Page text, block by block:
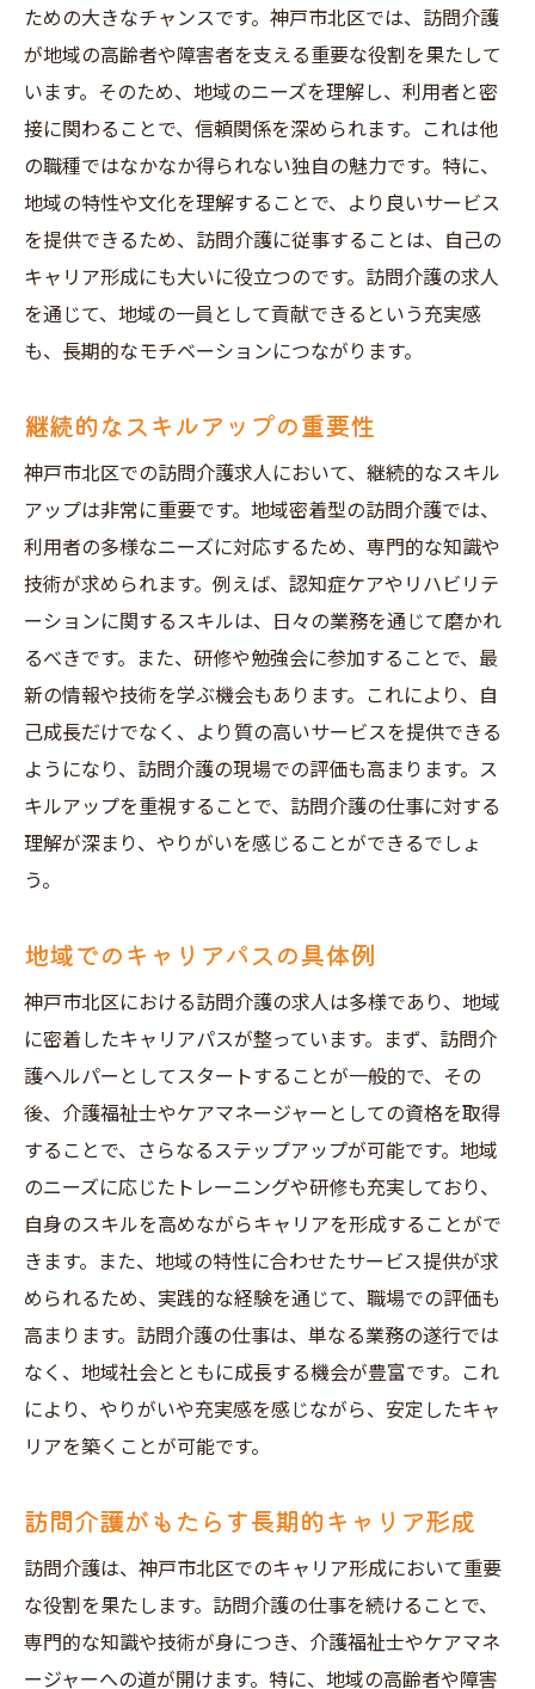
ための大きなチャンスです。神戸市北区では、訪問介護
が地域の高齢者や障害者を支える重要な役割を果たして
います。そのため、地域のニーズを理解し、利用者と密
接に関わることで、信頼関係を深められます。これは他
の職種ではなかなか得られない独自の魅力です。特に、
地域の特性や文化を理解することで、より良いサービス
を提供できるため、訪問介護に従事することは、自己の
キャリア形成にも大いに役立つのです。訪問介護の求人
を通じて、地域の一員として貢献できるという充実感
も、長期的なモチベーションにつながります。
継続的なスキルアップの重要性
神戸市北区での訪問介護求人において、継続的なスキル
アップは非常に重要です。地域密着型の訪問介護では、
利用者の多様なニーズに対応するため、専門的な知識や
技術が求められます。例えば、認知症ケアやリハビリテ
ーションに関するスキルは、日々の業務を通じて磨かれ
るべきです。また、研修や勉強会に参加することで、最
新の情報や技術を学ぶ機会もあります。これにより、自
己成長だけでなく、より質の高いサービスを提供できる
ようになり、訪問介護の現場での評価も高まります。ス
キルアップを重視することで、訪問介護の仕事に対する
理解が深まり、やりがいを感じることができるでしょ
う。
地域でのキャリアパスの具体例
神戸市北区における訪問介護の求人は多様であり、地域
に密着したキャリアパスが整っています。まず、訪問介
護ヘルパーとしてスタートすることが一般的で、その
後、介護福祉士やケアマネージャーとしての資格を取得
することで、さらなるステップアップが可能です。地域
のニーズに応じたトレーニングや研修も充実しており、
自身のスキルを高めながらキャリアを形成することがで
きます。また、地域の特性に合わせたサービス提供が求
められるため、実践的な経験を通じて、職場での評価も
高まります。訪問介護の仕事は、単なる業務の遂行では
なく、地域社会とともに成長する機会が豊富です。これ
により、やりがいや充実感を感じながら、安定したキャ
リアを築くことが可能です。
訪問介護がもたらす長期的キャリア形成
訪問介護は、神戸市北区でのキャリア形成において重要
な役割を果たします。訪問介護の仕事を続けることで、
専門的な知識や技術が身につき、介護福祉士やケアマネ
ージャーへの道が開けます。特に、地域の高齢者や障害